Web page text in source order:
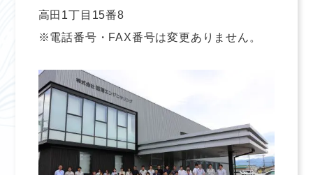
高田1丁目15番8
※電話番号・FAX番号は変更ありません。